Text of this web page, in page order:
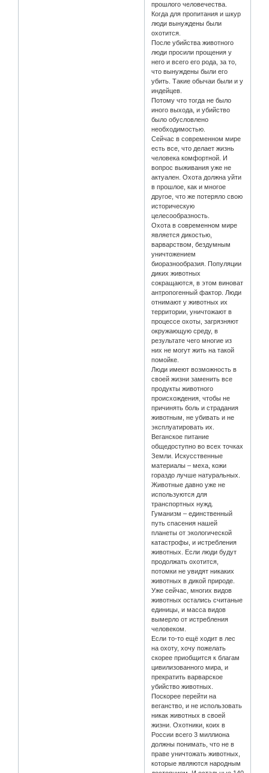
прошлого человечества.
Когда для пропитания и шкур
люди вынуждены были
охотится.
После убийства животного
люди просили прощения у
него и всего его рода, за то,
что вынуждены были его
убить. Такие обычаи были и у
индейцев.
Потому что тогда не было
иного выхода, и убийство
было обусловлено
необходимостью.
Сейчас в современном мире
есть все, что делает жизнь
человека комфортной. И
вопрос выживания уже не
актуален. Охота должна уйти
в прошлое, как и многое
другое, что же потеряло свою
историческую
целесообразность.
Охота в современном мире
является дикостью,
варварством, бездумным
уничтожением
биоразнообразия. Популяции
диких животных
сокращаются, в этом виноват
антропогенный фактор. Люди
отнимают у животных их
территории, уничтожают в
процессе охоты, загрязняют
окружающую среду, в
результате чего многие из
них не могут жить на такой
помойке.
Люди имеют возможность в
своей жизни заменить все
продукты животного
происхождения, чтобы не
причинять боль и страдания
животным, не убивать и не
эксплуатировать их.
Веганское питание
общедоступно во всех точках
Земли. Искусственные
материалы – меха, кожи
гораздо лучше натуральных.
Животные давно уже не
используются для
транспортных нужд.
Гуманизм – единственный
путь спасения нашей
планеты от экологической
катастрофы, и истребления
животных. Если люди будут
продолжать охотится,
потомки не увидят никаких
животных в дикой природе.
Уже сейчас, многих видов
животных остались считаные
единицы, и масса видов
вымерло от истребления
человеком.
Если то-то ещё ходит в лес
на охоту, хочу пожелать
скорее приобщится к благам
цивилизованного мира, и
прекратить варварское
убийство животных.
Поскорее перейти на
веганство, и не использовать
никак животных в своей
жизни. Охотники, коих в
России всего 3 миллиона
должны понимать, что не в
праве уничтожать животных,
которые являются народным